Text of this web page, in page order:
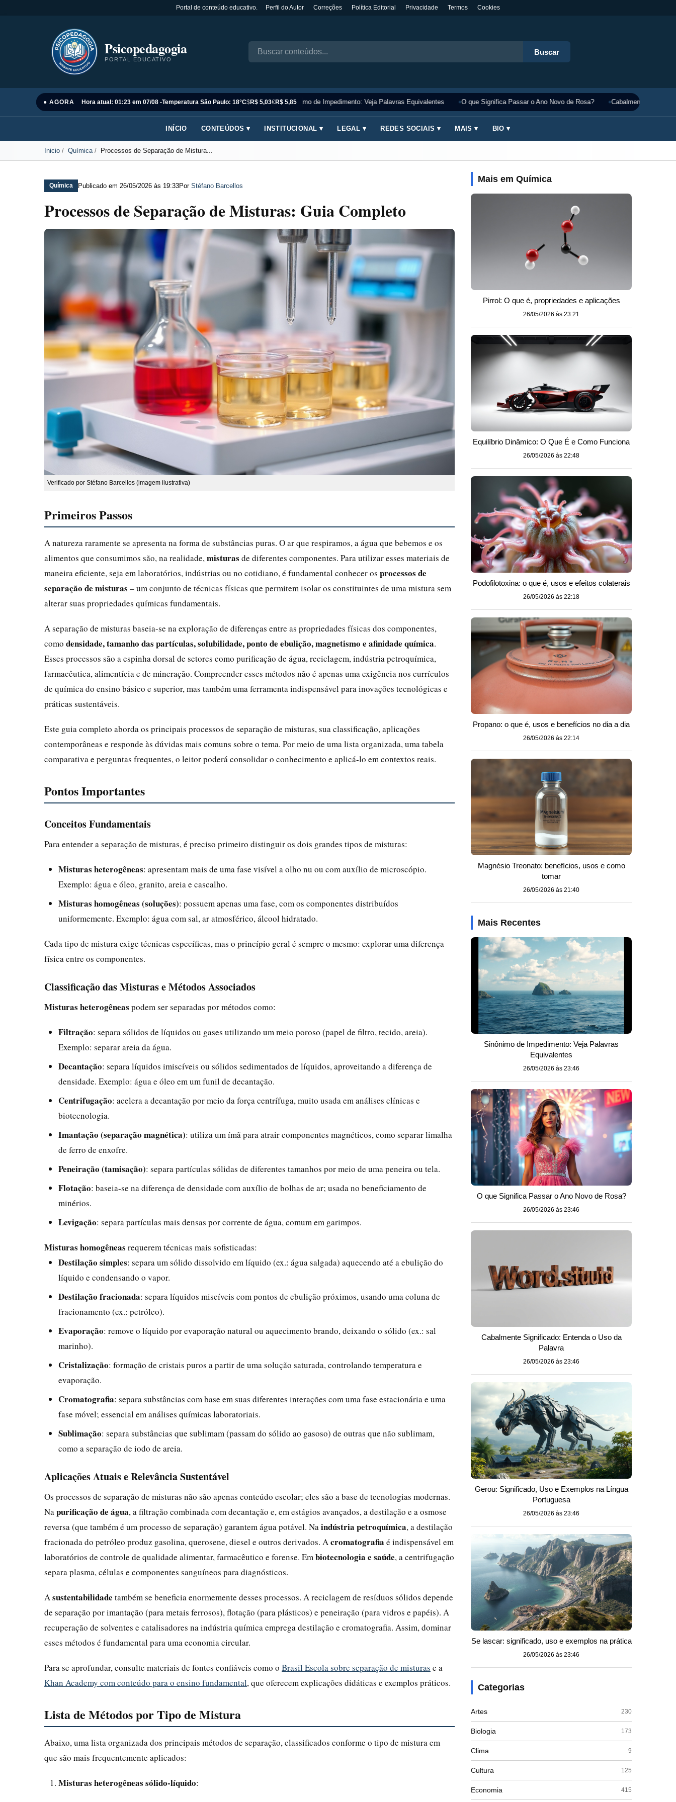
Portal de conteúdo educativo. Perfil do Autor Correções Política Editorial Privacidade Termos Cookies
Psicopedagogia
PORTAL EDUCATIVO
Buscar
● AGORA Hora atual: 01:23 em 07/08 -Temperatura São Paulo: 18°C$R$ 5,03€R$ 5,85
Sinônimo de Impedimento: Veja Palavras Equivalentes O que Significa Passar o Ano Novo de Rosa? Cabalmente
INÍCIO CONTEÚDOS ▾ INSTITUCIONAL ▾ LEGAL ▾ REDES SOCIAIS ▾ MAIS ▾ BIO ▾
Inicio Química Processos de Separação de Mistura...
Química Publicado em 26/05/2026 às 19:33Por Stéfano Barcellos
Processos de Separação de Misturas: Guia Completo
Verificado por Stéfano Barcellos (imagem ilustrativa)
Primeiros Passos
A natureza raramente se apresenta na forma de substâncias puras. O ar que respiramos, a água que bebemos e os
alimentos que consumimos são, na realidade, misturas de diferentes componentes. Para utilizar esses materiais de
maneira eficiente, seja em laboratórios, indústrias ou no cotidiano, é fundamental conhecer os processos de
separação de misturas – um conjunto de técnicas físicas que permitem isolar os constituintes de uma mistura sem
alterar suas propriedades químicas fundamentais.
A separação de misturas baseia-se na exploração de diferenças entre as propriedades físicas dos componentes,
como densidade, tamanho das partículas, solubilidade, ponto de ebulição, magnetismo e afinidade química.
Esses processos são a espinha dorsal de setores como purificação de água, reciclagem, indústria petroquímica,
farmacêutica, alimentícia e de mineração. Compreender esses métodos não é apenas uma exigência nos currículos
de química do ensino básico e superior, mas também uma ferramenta indispensável para inovações tecnológicas e
práticas sustentáveis.
Este guia completo aborda os principais processos de separação de misturas, sua classificação, aplicações
contemporâneas e responde às dúvidas mais comuns sobre o tema. Por meio de uma lista organizada, uma tabela
comparativa e perguntas frequentes, o leitor poderá consolidar o conhecimento e aplicá-lo em contextos reais.
Pontos Importantes
Conceitos Fundamentais
Para entender a separação de misturas, é preciso primeiro distinguir os dois grandes tipos de misturas:
Misturas heterogêneas: apresentam mais de uma fase visível a olho nu ou com auxílio de microscópio.
Exemplo: água e óleo, granito, areia e cascalho.
Misturas homogêneas (soluções): possuem apenas uma fase, com os componentes distribuídos
uniformemente. Exemplo: água com sal, ar atmosférico, álcool hidratado.
Cada tipo de mistura exige técnicas específicas, mas o princípio geral é sempre o mesmo: explorar uma diferença
física entre os componentes.
Classificação das Misturas e Métodos Associados
Misturas heterogêneas podem ser separadas por métodos como:
Filtração: separa sólidos de líquidos ou gases utilizando um meio poroso (papel de filtro, tecido, areia).
Exemplo: separar areia da água.
Decantação: separa líquidos imiscíveis ou sólidos sedimentados de líquidos, aproveitando a diferença de
densidade. Exemplo: água e óleo em um funil de decantação.
Centrifugação: acelera a decantação por meio da força centrífuga, muito usada em análises clínicas e
biotecnologia.
Imantação (separação magnética): utiliza um ímã para atrair componentes magnéticos, como separar limalha
de ferro de enxofre.
Peneiração (tamisação): separa partículas sólidas de diferentes tamanhos por meio de uma peneira ou tela.
Flotação: baseia-se na diferença de densidade com auxílio de bolhas de ar; usada no beneficiamento de
minérios.
Levigação: separa partículas mais densas por corrente de água, comum em garimpos.
Misturas homogêneas requerem técnicas mais sofisticadas:
Destilação simples: separa um sólido dissolvido em líquido (ex.: água salgada) aquecendo até a ebulição do
líquido e condensando o vapor.
Destilação fracionada: separa líquidos miscíveis com pontos de ebulição próximos, usando uma coluna de
fracionamento (ex.: petróleo).
Evaporação: remove o líquido por evaporação natural ou aquecimento brando, deixando o sólido (ex.: sal
marinho).
Cristalização: formação de cristais puros a partir de uma solução saturada, controlando temperatura e
evaporação.
Cromatografia: separa substâncias com base em suas diferentes interações com uma fase estacionária e uma
fase móvel; essencial em análises químicas laboratoriais.
Sublimação: separa substâncias que sublimam (passam do sólido ao gasoso) de outras que não sublimam,
como a separação de iodo de areia.
Aplicações Atuais e Relevância Sustentável
Os processos de separação de misturas não são apenas conteúdo escolar; eles são a base de tecnologias modernas.
Na purificação de água, a filtração combinada com decantação e, em estágios avançados, a destilação e a osmose
reversa (que também é um processo de separação) garantem água potável. Na indústria petroquímica, a destilação
fracionada do petróleo produz gasolina, querosene, diesel e outros derivados. A cromatografia é indispensável em
laboratórios de controle de qualidade alimentar, farmacêutico e forense. Em biotecnologia e saúde, a centrifugação
separa plasma, células e componentes sanguíneos para diagnósticos.
A sustentabilidade também se beneficia enormemente desses processos. A reciclagem de resíduos sólidos depende
de separação por imantação (para metais ferrosos), flotação (para plásticos) e peneiração (para vidros e papéis). A
recuperação de solventes e catalisadores na indústria química emprega destilação e cromatografia. Assim, dominar
esses métodos é fundamental para uma economia circular.
Para se aprofundar, consulte materiais de fontes confiáveis como o Brasil Escola sobre separação de misturas e a
Khan Academy com conteúdo para o ensino fundamental, que oferecem explicações didáticas e exemplos práticos.
Lista de Métodos por Tipo de Mistura
Abaixo, uma lista organizada dos principais métodos de separação, classificados conforme o tipo de mistura em
que são mais frequentemente aplicados:
Misturas heterogêneas sólido-líquido:
Mais em Química
Pirrol: O que é, propriedades e aplicações
26/05/2026 às 23:21
Equilíbrio Dinâmico: O Que É e Como Funciona
26/05/2026 às 22:48
Podofilotoxina: o que é, usos e efeitos colaterais
26/05/2026 às 22:18
Propano: o que é, usos e benefícios no dia a dia
26/05/2026 às 22:14
Magnésio Treonato: benefícios, usos e como
tomar
26/05/2026 às 21:40
Mais Recentes
Sinônimo de Impedimento: Veja Palavras
Equivalentes
26/05/2026 às 23:46
O que Significa Passar o Ano Novo de Rosa?
26/05/2026 às 23:46
Cabalmente Significado: Entenda o Uso da
Palavra
26/05/2026 às 23:46
Gerou: Significado, Uso e Exemplos na Língua
Portuguesa
26/05/2026 às 23:46
Se lascar: significado, uso e exemplos na prática
26/05/2026 às 23:46
Categorias
Artes 230
Biologia 173
Clima 9
Cultura 125
Economia 415